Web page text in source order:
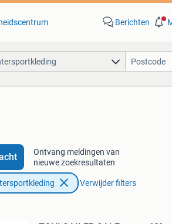
Berichten
Ontvang meldingen van
nieuwe zoekresultaten
Verwijder filters